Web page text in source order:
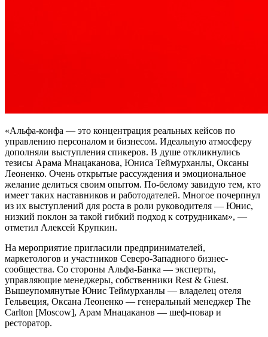
«Альфа-конфа — это концентрация реальных кейсов по
управлению персоналом и бизнесом. Идеальную атмосферу
дополняли выступления спикеров. В душе откликнулись
тезисы Арама Мнацаканова, Юниса Теймурханлы, Оксаны
Леоненко. Очень открытые рассуждения и эмоциональное
желание делиться своим опытом. По-белому завидую тем, кто
имеет таких наставников и работодателей. Многое почерпнул
из их выступлений для роста в роли руководителя — Юнис,
низкий поклон за такой гибкий подход к сотрудникам», —
отметил Алексей Крупкин.
На мероприятие пригласили предпринимателей,
маркетологов и участников Северо-Западного бизнес-
сообщества. Со стороны Альфа-Банка — эксперты,
управляющие менеджеры, собственники Rest & Guest.
Вышеупомянутые Юнис Теймурханлы — владелец отеля
Гельвеция, Оксана Леоненко — генеральный менеджер The
Carlton [Moscow], Арам Мнацаканов — шеф-повар и
ресторатор.